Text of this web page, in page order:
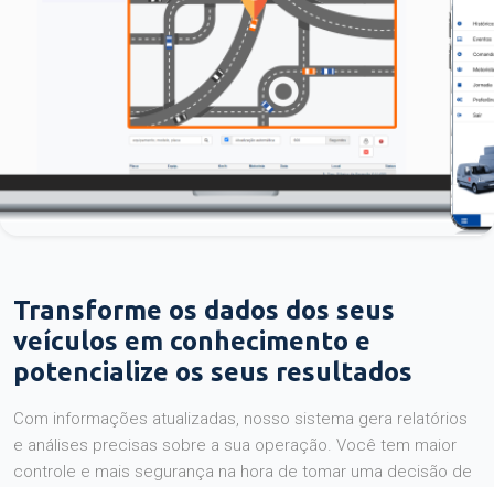
Transforme os dados dos seus
veículos em conhecimento e
potencialize os seus resultados
Com informações atualizadas, nosso sistema gera relatórios
e análises precisas sobre a sua operação. Você tem maior
controle e mais segurança na hora de tomar uma decisão de